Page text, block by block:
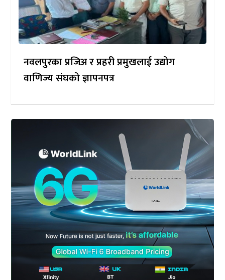
नवलपुरका प्रजिअ र प्रहरी प्रमुखलाई उद्योग
वाणिज्य संघको ज्ञापनपत्र